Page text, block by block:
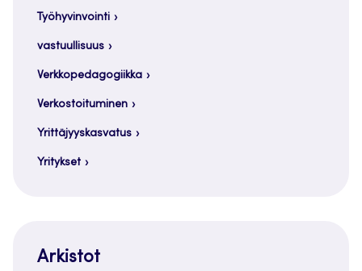
Työhyvinvointi
vastuullisuus
Verkkopedagogiikka
Verkostoituminen
Yrittäjyyskasvatus
Yritykset
Arkistot